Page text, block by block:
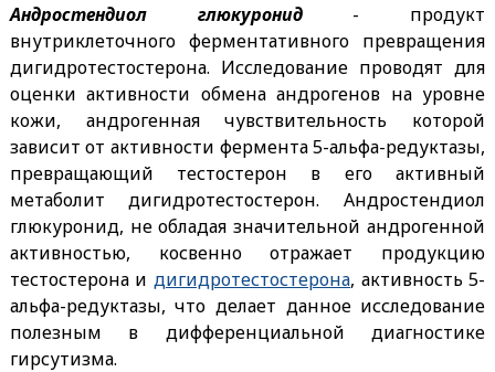
Андростендиол глюкуронид- продукт
внутриклеточного ферментативного превращения
дигидротестостерона. Исследование проводят для
оценки активности обмена андрогенов на уровне
кожи, андрогенная чувствительность которой
зависит от активности фермента 5-альфа-редуктазы,
превращающий тестостерон в его активный
метаболит дигидротестостерон. Андростендиол
глюкуронид, не обладая значительной андрогенной
активностью, косвенно отражает продукцию
тестостерона и дигидротестостерона, активность 5-
альфа-редуктазы, что делает данное исследование
полезным в дифференциальной диагностике
гирсутизма.